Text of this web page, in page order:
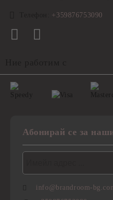
+359876753090
Абонирай се за
info@brandroom-